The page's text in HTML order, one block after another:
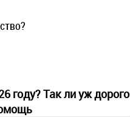
году? Так ли уж дорого